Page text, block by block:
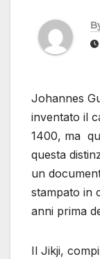
Johannes
inventato il
1400, ma
questa
un
stampato in
anni prima
Il Jikji,